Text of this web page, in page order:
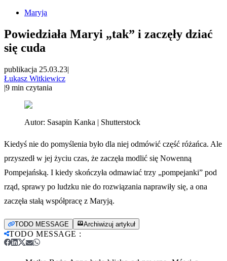
Maryja
Powiedziała Maryi „tak” i zaczęły dziać
się cuda
publikacja 25.03.23|
Łukasz Witkiewicz
|9 min czytania
Autor: Sasapin Kanka | Shutterstock
Kiedyś nie do pomyślenia było dla niej odmówić część różańca. Ale
przyszedł w jej życiu czas, że zaczęła modlić się Nowenną
Pompejańską. I kiedy skończyła odmawiać trzy „pompejanki” pod
rząd, sprawy po ludzku nie do rozwiązania naprawiły się, a ona
zaczęła stałą współpracę z Maryją.
TODO MESSAGE Archiwizuj artykuł
TODO MESSAGE :